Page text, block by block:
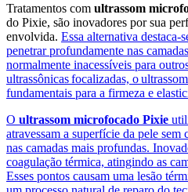
Tratamentos com ultrassom
do Pixie, são inovadores por sua
envolvida. Essa alternativa destaca-
penetrar profundamente nas
normalmente inacessíveis para
ultrassônicas focalizadas, o
fundamentais para a firmeza e
O ultrassom microfocado Pixie
atravessam a superfície da pele sem
nas camadas mais profundas.
coagulação térmica, atingindo as
Esses pontos causam uma lesão